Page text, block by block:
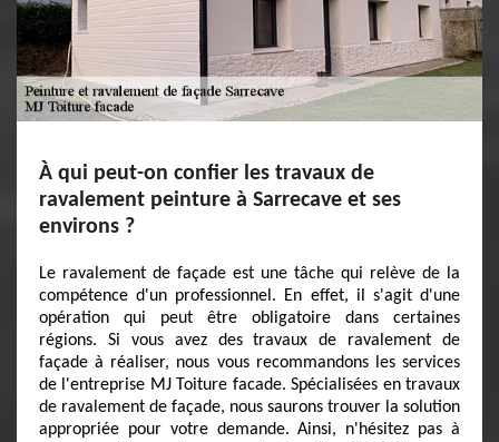
À qui peut-on confier les travaux de
ravalement peinture à Sarrecave et ses
environs ?
Le ravalement de façade est une tâche qui relève de la
compétence d'un professionnel. En effet, il s'agit d'une
opération qui peut être obligatoire dans certaines
régions. Si vous avez des travaux de ravalement de
façade à réaliser, nous vous recommandons les services
de l'entreprise MJ Toiture facade. Spécialisées en travaux
de ravalement de façade, nous saurons trouver la solution
appropriée pour votre demande. Ainsi, n'hésitez pas à